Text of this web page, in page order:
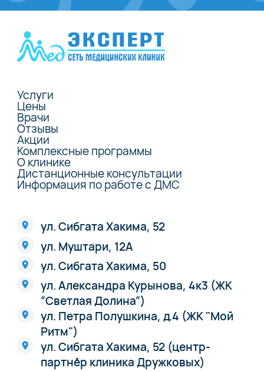
Услуги
Цены
Врачи
Отзывы
Акции
Комплексные программы
О клинике
Дистанционные консультации
Информация по работе с ДМС
ул. Сибгата Хакима, 52
ул. Муштари, 12А
ул. Сибгата Хакима, 50
ул. Александра Курынова, 4к3 (ЖК
“Светлая Долина“)
ул. Петра Полушкина, д.4 (ЖК "Мой
Ритм")
ул. Сибгата Хакима, 52 (центр-
партнёр клиника Дружковых)